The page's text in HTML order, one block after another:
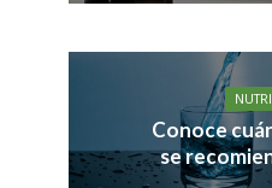
Conoce
se